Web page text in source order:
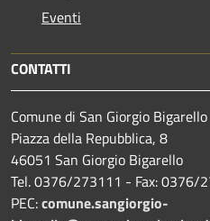
Eventi
CONTATTI
Comune di San Giorgio Bigarello
Piazza della Repubblica, 8
46051 San Giorgio Bigarello
Tel. 0376/273111 - Fax: 0376/
PEC:comune.sangiorgio-